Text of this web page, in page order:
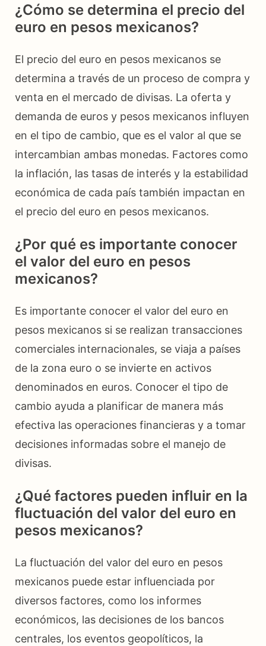
¿Cómo se determina el precio del
euro en pesos mexicanos?
El precio del euro en pesos mexicanos se
determina a través de un proceso de compra y
venta en el mercado de divisas. La oferta y
demanda de euros y pesos mexicanos influyen
en el tipo de cambio, que es el valor al que se
intercambian ambas monedas. Factores como
la inflación, las tasas de interés y la estabilidad
económica de cada país también impactan en
el precio del euro en pesos mexicanos.
¿Por qué es importante conocer
el valor del euro en pesos
mexicanos?
Es importante conocer el valor del euro en
pesos mexicanos si se realizan transacciones
comerciales internacionales, se viaja a países
de la zona euro o se invierte en activos
denominados en euros. Conocer el tipo de
cambio ayuda a planificar de manera más
efectiva las operaciones financieras y a tomar
decisiones informadas sobre el manejo de
divisas.
¿Qué factores pueden influir en la
fluctuación del valor del euro en
pesos mexicanos?
La fluctuación del valor del euro en pesos
mexicanos puede estar influenciada por
diversos factores, como los informes
económicos, las decisiones de los bancos
centrales, los eventos geopolíticos, la